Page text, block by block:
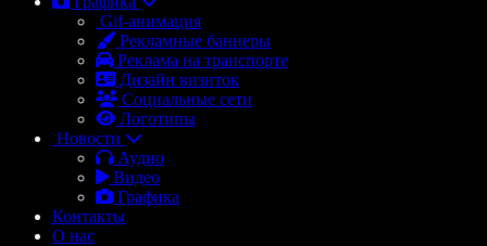
Gif-анимация
Рекламные баннеры
Реклама на транспорте
Дизайн визиток
Социальные сети
Логотипы
Новости
Аудио
Видео
Графика
Контакты
О нас